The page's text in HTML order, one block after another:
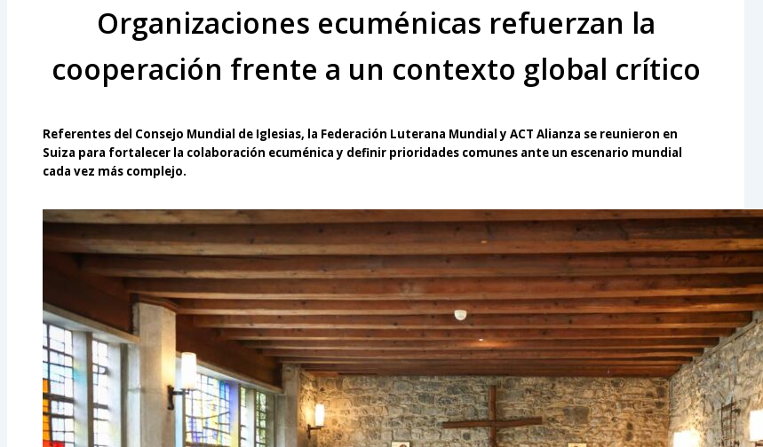
Organizaciones ecuménicas refuerzan la
cooperación frente a un contexto global crítico
Referentes del Consejo Mundial de Iglesias, la Federación Luterana Mundial y ACT Alianza se reunieron en
Suiza para fortalecer la colaboración ecuménica y definir prioridades comunes ante un escenario mundial
cada vez más complejo.